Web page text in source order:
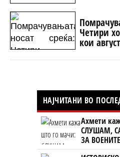
Четири
кои
НАЈЧИТАНИ ВО
Ахмети
СЛУШАМ,
ЗА
УЧК...